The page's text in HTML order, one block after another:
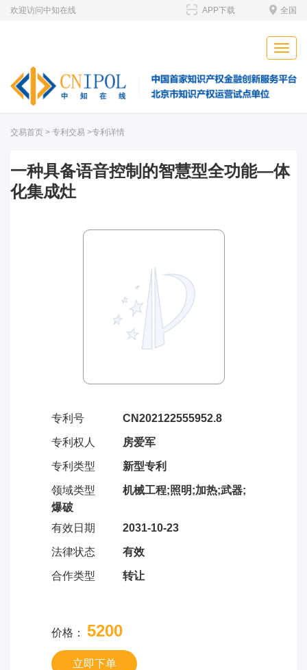
欢迎访问中知在线 全国
APP下载
Toggle
交易首页 > 专利交易 >专利详情
一种具备语音控制的智慧型全功能—体
化集成灶
专利号 CN202122555952.8
专利权人 房爱军
专利类型 新型专利
领域类型
机械工程;照明;加热;武器;
爆破
有效日期
2031-10-23
法律状态 有效
合作类型 转让
价格： 5200
立即下单